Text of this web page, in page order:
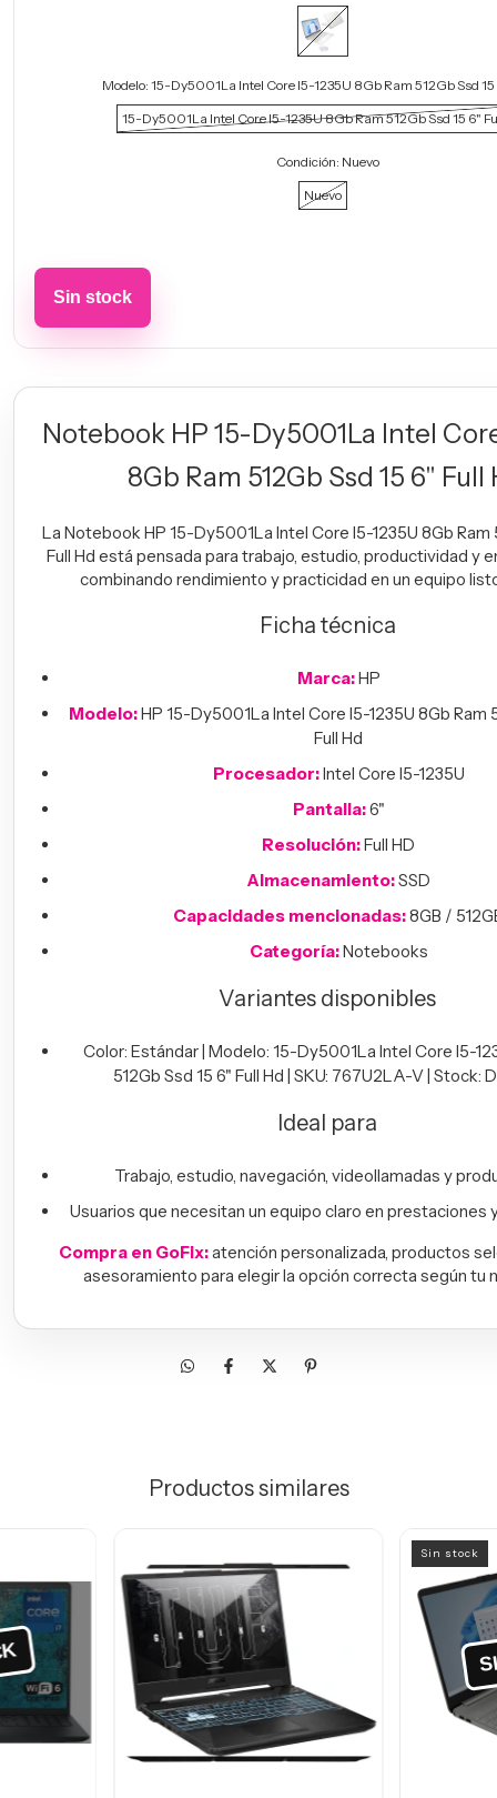
Modelo: 15-Dy5001La Intel Core I5-1235U 8Gb Ram 512Gb Ssd 15
15-Dy5001La Intel Core I5-1235U 8Gb Ram 512Gb Ssd 15 6"
Condición: Nuevo
Nuevo
Notebook HP 15-Dy5001La Intel
8Gb Ram 512Gb Ssd 15 6" Full
La Notebook HP 15-Dy5001La Intel Core I5-1235U 8Gb Ram
Full Hd está pensada para trabajo, estudio, productividad y
combinando rendimiento y practicidad en un equipo
Ficha técnica
Marca:HP
Modelo:HP 15-Dy5001La Intel Core I5-1235U 8Gb Ram
Full Hd
Procesador:Intel Core I5-1235U
Pantalla:6"
Resolución:Full HD
Almacenamiento:SSD
Capacidades mencionadas:8GB /
Categoría:Notebooks
Variantes disponibles
Color: Estándar | Modelo: 15-Dy5001La Intel Core I5-
512Gb Ssd 15 6" Full Hd | SKU: 767U2LA-V | Stock:
Ideal para
Trabajo, estudio, navegación, videollamadas y
Usuarios que necesitan un equipo claro en prestaciones
Compra en GoFix:atención personalizada, productos
asesoramiento para elegir la opción correcta según tu
Productos similares
Sin stock